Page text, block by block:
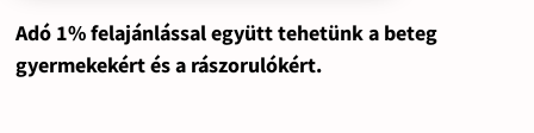
Adó 1% felajánlással együtt tehetünk a beteg
gyermekekért és a rászorulókért.